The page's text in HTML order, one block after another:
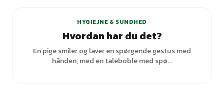
HYGIEJNE & SUNDHED
Hvordan har du det?
En pige smiler og laver en spørgende gestus med
hånden, med en taleboble med spø...